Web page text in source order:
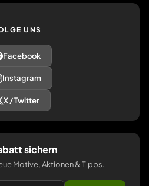
UNS
Facebook
Instagram
X / Twitter
sichern
Motive, Aktionen & Tipps.